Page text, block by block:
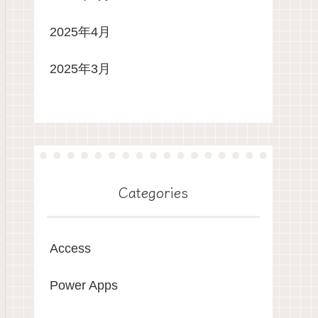
2025年4月
2025年3月
Categories
Access
Power Apps